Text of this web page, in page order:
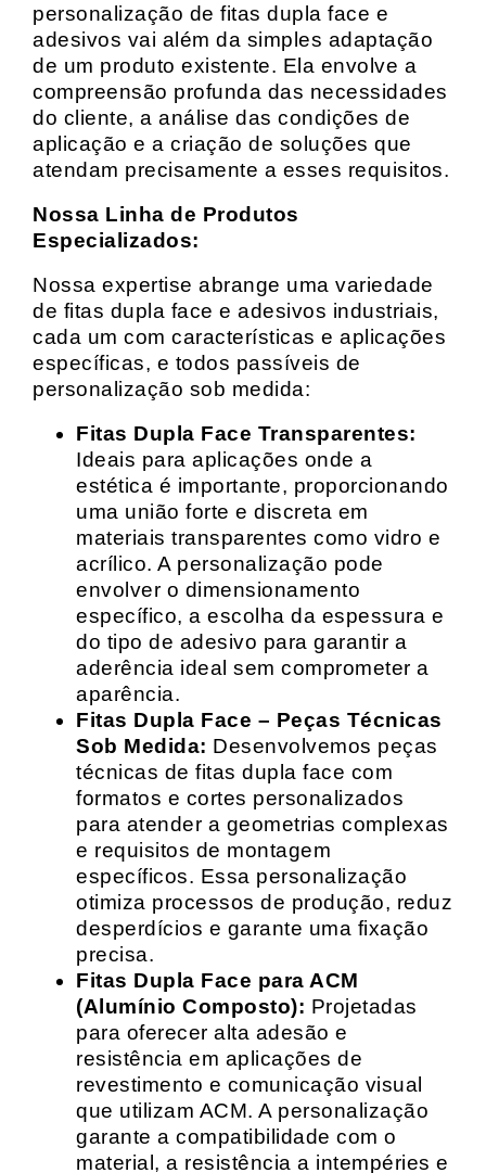
personalização de fitas dupla face e
adesivos vai além da simples adaptação
de um produto existente. Ela envolve a
compreensão profunda das necessidades
do cliente, a análise das condições de
aplicação e a criação de soluções que
atendam precisamente a esses requisitos.
Nossa Linha de Produtos
Especializados:
Nossa expertise abrange uma variedade
de fitas dupla face e adesivos industriais,
cada um com características e aplicações
específicas, e todos passíveis de
personalização sob medida:
Fitas Dupla Face Transparentes:
Ideais para aplicações onde a
estética é importante, proporcionando
uma união forte e discreta em
materiais transparentes como vidro e
acrílico. A personalização pode
envolver o dimensionamento
específico, a escolha da espessura e
do tipo de adesivo para garantir a
aderência ideal sem comprometer a
aparência.
Fitas Dupla Face – Peças Técnicas
Sob Medida: Desenvolvemos peças
técnicas de fitas dupla face com
formatos e cortes personalizados
para atender a geometrias complexas
e requisitos de montagem
específicos. Essa personalização
otimiza processos de produção, reduz
desperdícios e garante uma fixação
precisa.
Fitas Dupla Face para ACM
(Alumínio Composto): Projetadas
para oferecer alta adesão e
resistência em aplicações de
revestimento e comunicação visual
que utilizam ACM. A personalização
garante a compatibilidade com o
material, a resistência a intempéries e